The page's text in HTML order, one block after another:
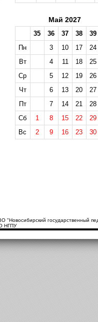
Май 2027
35 36 37 38
39
Пн
3 10 17
24
Вт
4 11 18
25
Ср
5 12 19
26
Чт
6 13 20
27
Пт
7 14 21
28
Сб
1 8 15 22
29
Вс
2 9 16 23 30
государственный
НГПУ